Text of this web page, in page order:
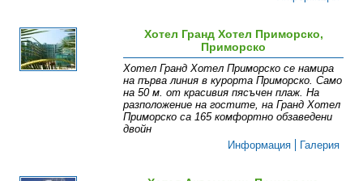
Хотел Гранд Хотел Приморско,
Приморско
Хотел Гранд Хотел Приморско се намира
на първа линия в курорта Приморско. Само
на 50 м. от красивия пясъчен плаж. На
разположение на гостите, на Гранд Хотел
Приморско са 165 комфортно обзаведени
двойн
Информация
Галерия